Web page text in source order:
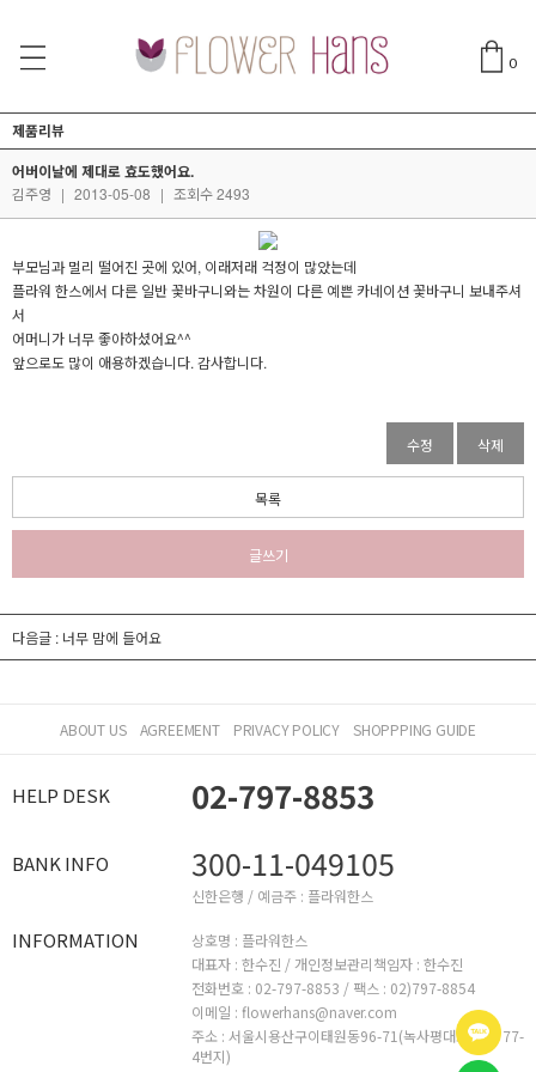
0
제품리뷰
어버이날에 제대로 효도했어요.
김주영 | 2013-05-08 | 조회수 2493
부모님과 멀리 떨어진 곳에 있어, 이래저래 걱정이 많았는데
플라워 한스에서 다른 일반 꽃바구니와는 차원이 다른 예쁜 카네이션 꽃바구니 보내주셔
서
어머니가 너무 좋아하셨어요^^
앞으로도 많이 애용하겠습니다. 감사합니다.
수정 삭제
목록
글쓰기
다음글 : 너무 맘에 들어요
ABOUT US AGREEMENT PRIVACY POLICY SHOPPPING GUIDE
HELP DESK 02-797-8853
BANK INFO 300-11-049105
신한은행 / 예금주 : 플라워한스
INFORMATION
상호명 : 플라워한스
대표자 : 한수진 / 개인정보관리책임자 : 한수진
전화번호 : 02-797-8853 / 팩스 : 02)797-8854
이메일 : flowerhans@naver.com
주소 : 서울시용산구이태원동96-71(녹사평대로26길 77-
4번지)